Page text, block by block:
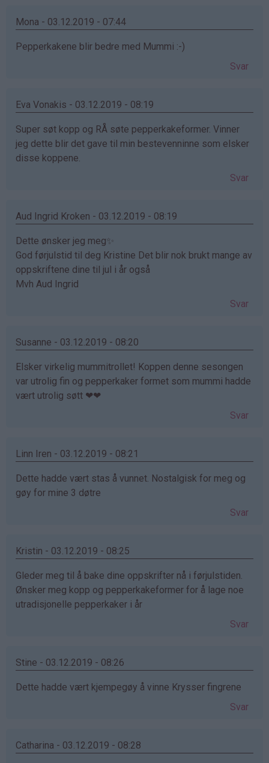
Mona - 03.12.2019 - 07:44
Pepperkakene blir bedre med Mummi :-)
Svar
Eva Vonakis - 03.12.2019 - 08:19
Super søt kopp og RÅ søte pepperkakeformer. Vinner
jeg dette blir det gave til min bestevenninne som elsker
disse koppene.
Svar
Aud Ingrid Kroken - 03.12.2019 - 08:19
Dette ønsker jeg meg✨
God førjulstid til deg Kristine Det blir nok brukt mange av
oppskriftene dine til jul i år også
Mvh Aud Ingrid
Svar
Susanne - 03.12.2019 - 08:20
Elsker virkelig mummitrollet! Koppen denne sesongen
var utrolig fin og pepperkaker formet som mummi hadde
vært utrolig søtt ❤❤
Svar
Linn Iren - 03.12.2019 - 08:21
Dette hadde vært stas å vunnet. Nostalgisk for meg og
gøy for mine 3 døtre
Svar
Kristin - 03.12.2019 - 08:25
Gleder meg til å bake dine oppskrifter nå i førjulstiden.
Ønsker meg kopp og pepperkakeformer for å lage noe
utradisjonelle pepperkaker i år
Svar
Stine - 03.12.2019 - 08:26
Dette hadde vært kjempegøy å vinne Krysser fingrene
Svar
Catharina - 03.12.2019 - 08:28